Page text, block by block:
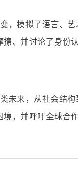
，模拟了语言、艺
、并讨论了身份
未来，从社会结
，并呼吁全球合